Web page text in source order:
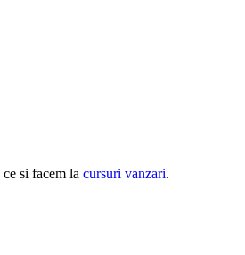
si facem la cursuri vanzari.